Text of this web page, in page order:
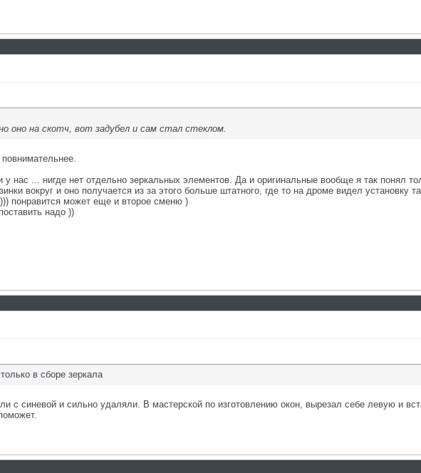
оно на скотч, вот задубел и сам стал стеклом.
нас ... нигде нет отдельно зеркальных элементов. Да и оригинальные вообще я так понял
вокруг и оно получается из за этого больше штатного, где то на дроме видел установку
понравится может еще и второе сменю )
надо ))
в сборе зеркала
с синевой и сильно удаляли. В мастерской по изготовлению окон, вырезал себе левую и